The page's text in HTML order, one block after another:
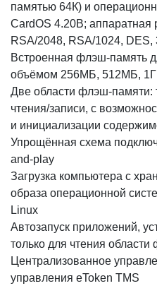
памятью 64К) и
CardOS 4.20B; аппаратная
RSA/2048, RSA/1024, DES,
Встроенная флэш-память
объёмом 256МБ, 512МБ,
Две области флэш-памяти:
чтения/записи, с
и инициализации
Упрощённая схема
and-play
Загрузка компьютера с
образа операционной
Linux
Автозапуск приложений,
только для чтения
Централизованное
управления eToken TMS